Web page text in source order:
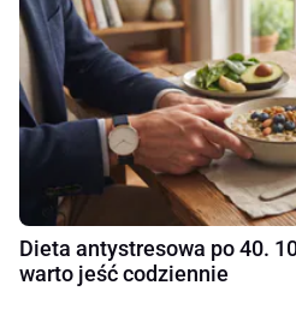
Dieta antystresowa po 40.
warto jeść codziennie